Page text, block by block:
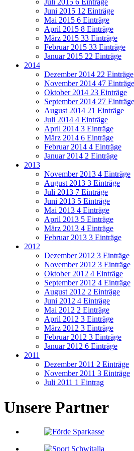
Juli 2015 6 Einträge
Juni 2015 12 Einträge
Mai 2015 6 Einträge
April 2015 8 Einträge
März 2015 33 Einträge
Februar 2015 33 Einträge
Januar 2015 22 Einträge
2014
Dezember 2014 22 Einträge
November 2014 47 Einträge
Oktober 2014 23 Einträge
September 2014 27 Einträge
August 2014 21 Einträge
Juli 2014 4 Einträge
April 2014 3 Einträge
März 2014 6 Einträge
Februar 2014 4 Einträge
Januar 2014 2 Einträge
2013
November 2013 4 Einträge
August 2013 3 Einträge
Juli 2013 7 Einträge
Juni 2013 5 Einträge
Mai 2013 4 Einträge
April 2013 5 Einträge
März 2013 4 Einträge
Februar 2013 3 Einträge
2012
Dezember 2012 3 Einträge
November 2012 3 Einträge
Oktober 2012 4 Einträge
September 2012 4 Einträge
August 2012 2 Einträge
Juni 2012 4 Einträge
Mai 2012 2 Einträge
April 2012 3 Einträge
März 2012 3 Einträge
Februar 2012 3 Einträge
Januar 2012 6 Einträge
2011
Dezember 2011 2 Einträge
November 2011 3 Einträge
Juli 2011 1 Eintrag
Unsere Partner